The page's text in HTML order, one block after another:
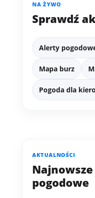
NA ŻYWO
Sprawdź
Alerty
Mapa burz
Pogoda dla
AKTUALNOŚCI
pogodowe